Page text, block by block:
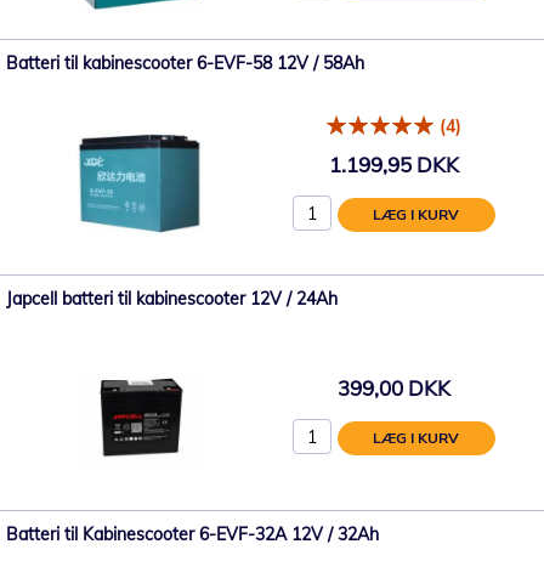
Batteri til kabinescooter 6-EVF-58 12V / 58Ah
(4)
1.199,95 DKK
LÆG I KURV
Japcell batteri til kabinescooter 12V / 24Ah
399,00 DKK
LÆG I KURV
Batteri til Kabinescooter 6-EVF-32A 12V / 32Ah